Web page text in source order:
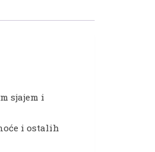
sjajem i
i ostalih